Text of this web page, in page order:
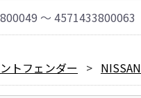
～ 4571433800063
トフェンダー NISSAN